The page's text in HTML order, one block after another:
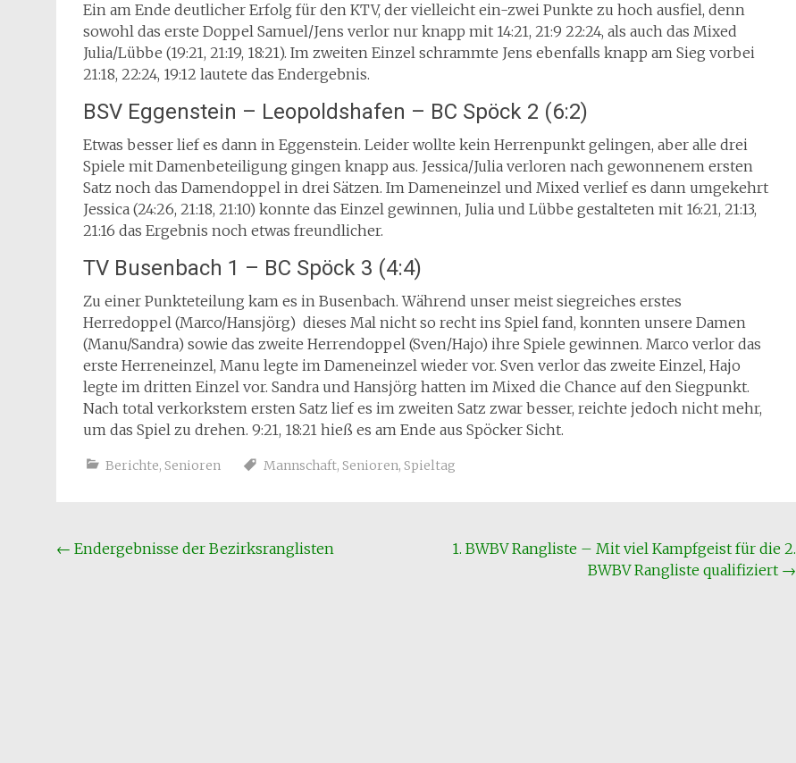
Ein am Ende deutlicher Erfolg für den KTV, der vielleicht ein-zwei Punkte zu hoch ausfiel, denn
sowohl das erste Doppel Samuel/Jens verlor nur knapp mit 14:21, 21:9 22:24, als auch das Mixed
Julia/Lübbe (19:21, 21:19, 18:21). Im zweiten Einzel schrammte Jens ebenfalls knapp am Sieg vorbei
21:18, 22:24, 19:12 lautete das Endergebnis.
BSV Eggenstein – Leopoldshafen – BC Spöck 2 (6:2)
Etwas besser lief es dann in Eggenstein. Leider wollte kein Herrenpunkt gelingen, aber alle drei
Spiele mit Damenbeteiligung gingen knapp aus. Jessica/Julia verloren nach gewonnenem ersten
Satz noch das Damendoppel in drei Sätzen. Im Dameneinzel und Mixed verlief es dann umgekehrt
Jessica (24:26, 21:18, 21:10) konnte das Einzel gewinnen, Julia und Lübbe gestalteten mit 16:21, 21:13,
21:16 das Ergebnis noch etwas freundlicher.
TV Busenbach 1 – BC Spöck 3 (4:4)
Zu einer Punkteteilung kam es in Busenbach. Während unser meist siegreiches erstes
Herredoppel (Marco/Hansjörg) dieses Mal nicht so recht ins Spiel fand, konnten unsere Damen
(Manu/Sandra) sowie das zweite Herrendoppel (Sven/Hajo) ihre Spiele gewinnen. Marco verlor das
erste Herreneinzel, Manu legte im Dameneinzel wieder vor. Sven verlor das zweite Einzel, Hajo
legte im dritten Einzel vor. Sandra und Hansjörg hatten im Mixed die Chance auf den Siegpunkt.
Nach total verkorkstem ersten Satz lief es im zweiten Satz zwar besser, reichte jedoch nicht mehr,
um das Spiel zu drehen. 9:21, 18:21 hieß es am Ende aus Spöcker Sicht.
Berichte, Senioren Mannschaft, Senioren, Spieltag
Beitragsnavigation
← Endergebnisse der Bezirksranglisten
1. BWBV Rangliste – Mit viel Kampfgeist für die 2.
BWBV Rangliste qualifiziert →